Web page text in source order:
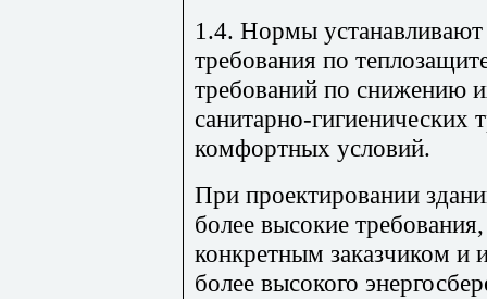
1.4. Нормы
требования по
требований по снижению
санитарно-гигиенических
комфортных условий.
При проектировании
более высокие
конкретным заказчиком
более высокого